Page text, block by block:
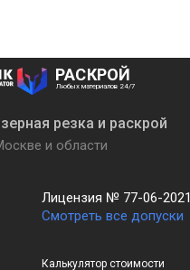
резка и раскрой
Любых материалов 24/7
РАСКРОЙ
и области
Лицензия № 77-06-2021
Смотреть все допуски
Калькулятор стоимости